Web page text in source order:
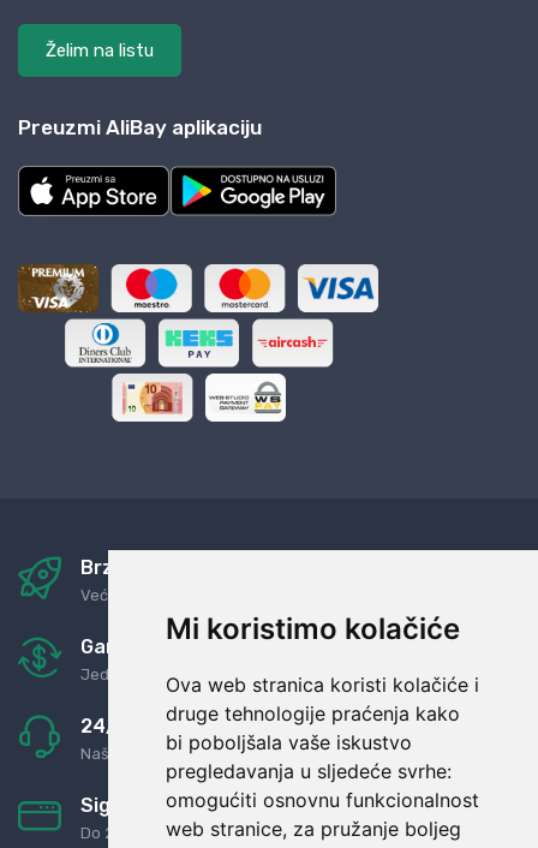
Mi koristimo kolačiće
Ova web stranica koristi kolačiće i
druge tehnologije praćenja kako
bi poboljšala vaše iskustvo
pregledavanja u sljedeće svrhe:
omogućiti osnovnu funkcionalnost
web stranice, za pružanje boljeg
Želim na listu
Preuzmi AliBay aplikaciju
Brza i sigurna dostava
Već za nekoliko dana kod vas
Garancija u povrat novaca
Jednostavno pravilo: Roba za novac
24/7 odlična podrška
Naši agenti uvijek na raspolaganju
Sigurno obročno plaćanje
Do 24 rata bez kamata